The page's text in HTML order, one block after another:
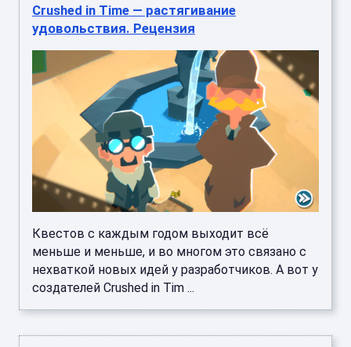
Crushed in Time — растягивание
удовольствия. Рецензия
Квестов с каждым годом выходит всё
меньше и меньше, и во многом это связано с
нехваткой новых идей у разработчиков. А вот у
создателей Crushed in Tim ...